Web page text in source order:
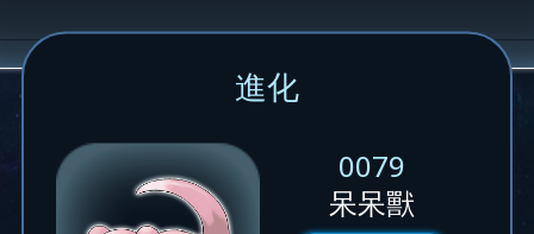
進化
0079
呆呆獸